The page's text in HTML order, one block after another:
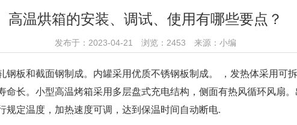
高温烘箱的安装、调试、使用有哪些要点？
发布于：2023-04-21 浏览：2453 来源：小编
钢板和截面钢制成。内罐采用优质不锈钢板制成。 ，发热体采用可
命长。小型高温烤箱采用多层盘式充电结构，侧面有热风循环风扇
规定温度，加热速度可调，达到保温时间自动断电.